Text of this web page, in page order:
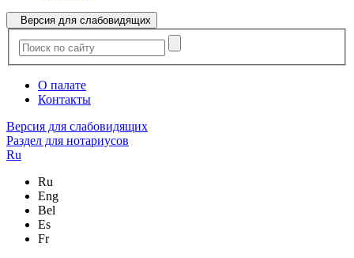
Версия для слабовидящих
О палате
Контакты
Версия для слабовидящих
Раздел для нотариусов
Ru
Ru
Eng
Bel
Es
Fr